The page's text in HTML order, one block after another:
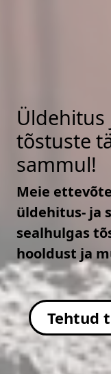
Üldehitus
tõstuste
sammul!
Meie
üldehitus- ja
sealhulgas
hooldust ja
Tehtud